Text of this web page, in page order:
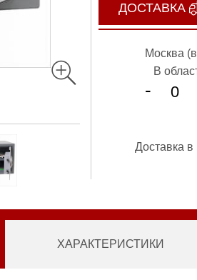
ДОСТАВКА
Москва
В
-
Доставка
ХАРАКТЕРИСТИКИ